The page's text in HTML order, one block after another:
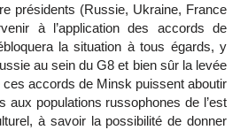
présidents (Russie, Ukraine, France
à l’application des accords de
la situation à tous égards, y
au sein du G8 et bien sûr la levée
accords de Minsk puissent aboutir
aux populations russophones de l’est
à savoir la possibilité de donner